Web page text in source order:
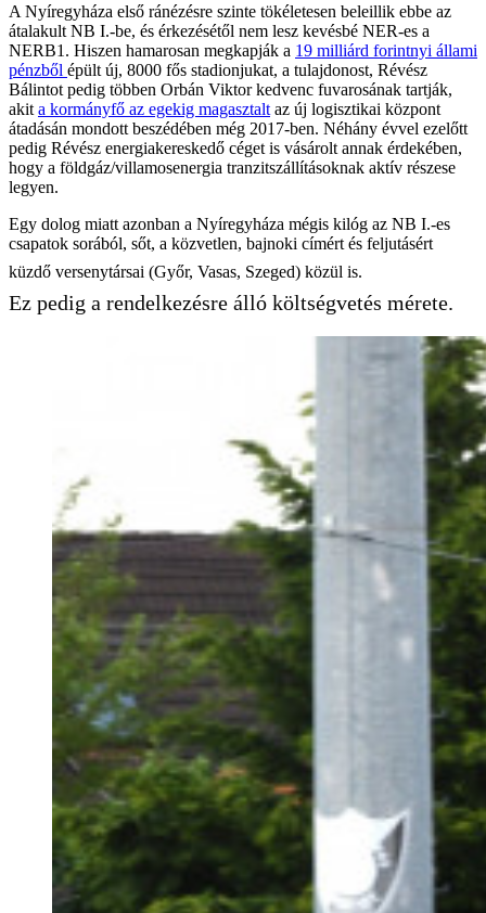
A Nyíregyháza első ránézésre szinte tökéletesen beleillik ebbe az
átalakult NB I.-be, és érkezésétől nem lesz kevésbé NER-es a
NERB1. Hiszen hamarosan megkapják a 19 milliárd forintnyi állami
pénzből épült új, 8000 fős stadionjukat, a tulajdonost, Révész
Bálintot pedig többen Orbán Viktor kedvenc fuvarosának tartják,
akit a kormányfő az egekig magasztalt az új logisztikai központ
átadásán mondott beszédében még 2017-ben. Néhány évvel ezelőtt
pedig Révész energiakereskedő céget is vásárolt annak érdekében,
hogy a földgáz/villamosenergia tranzitszállításoknak aktív részese
legyen.
Egy dolog miatt azonban a Nyíregyháza mégis kilóg az NB I.-es
csapatok sorából, sőt, a közvetlen, bajnoki címért és feljutásért
küzdő versenytársai (Győr, Vasas, Szeged) közül is.
Ez pedig a rendelkezésre álló költségvetés mérete.